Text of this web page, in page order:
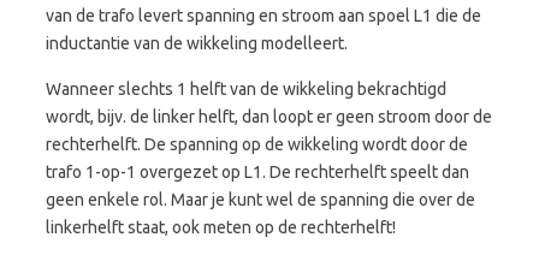
van de trafo levert spanning en stroom aan spoel L1 die de
inductantie van de wikkeling modelleert.
Wanneer slechts 1 helft van de wikkeling bekrachtigd
wordt, bijv. de linker helft, dan loopt er geen stroom door de
rechterhelft. De spanning op de wikkeling wordt door de
trafo 1-op-1 overgezet op L1. De rechterhelft speelt dan
geen enkele rol. Maar je kunt wel de spanning die over de
linkerhelft staat, ook meten op de rechterhelft!